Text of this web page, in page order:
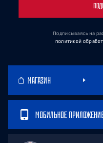
Подписываясь на
политикой
МАГАЗИН
МОБИЛЬНОЕ